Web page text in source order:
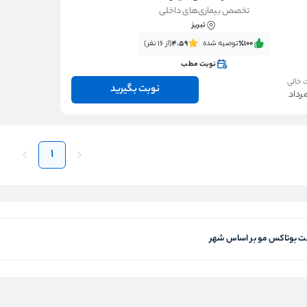
تخصص بیماری‌های داخلی
تبریز
٪100‌‌‌توصیه شده 4.59(از 16 نفر)
نوبت مطب
خالی
نوبت بگیرید
1
بوتاکس مو بر اساس شهر